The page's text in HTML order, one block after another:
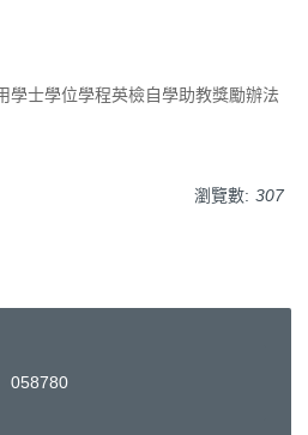
學士學位學程英檢自學助教獎勵辦法
瀏覽數: 307
058780